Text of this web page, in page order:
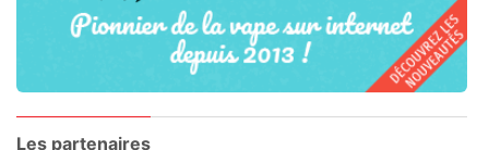
Les partenaires